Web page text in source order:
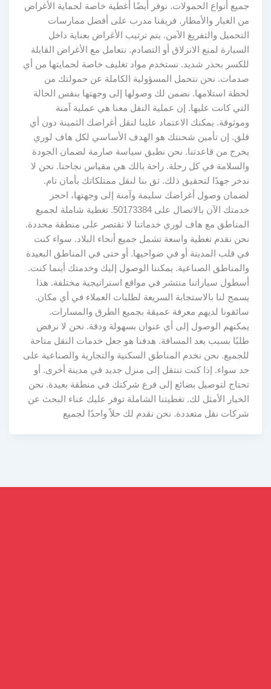
جميع أنواع الحمولات. نوفر أيضًا أغطية خاصة لحماية الأغراض
من الغبار والأمطار. فريقنا مدرب على أفضل ممارسات
التحميل والتفريغ الآمن. يتم ترتيب الأغراض بعناية داخل
السيارة لمنع الانزلاق أو التصادم. نتعامل مع الأغراض القابلة
للكسر بحذر شديد. نستخدم مواد تغليف خاصة لحمايتها من أي
صدمات. نحن نتحمل المسؤولية الكاملة عن حمولتك من
لحظة استلامها. نضمن لك وصولها إلى وجهتها بنفس الحالة
التي كانت عليها. إن عملية النقل معنا هي عملية آمنة
وموثوقة. يمكنك الاعتماد علينا لنقل أغراضك الثمينة دون أي
قلق. إن تأمين شحنتك هو الهدف الأساسي لكل هاف لوري
يخرج من قاعدتنا. نحن نطبق سياسة صارمة لضمان الجودة
والسلامة في كل رحلة. راحة بالك هي مقياس نجاحنا. نحن لا
ندخر جهدًا لتحقيق ذلك. ثق بنا لنقل ممتلكاتك بأمان تام.
لضمان وصول أغراضك سليمة وآمنة إلى وجهتها، احجز
خدمتك الآن بالاتصال على 50173384. تغطية شاملة لجميع
المناطق مع هاف لوري خدماتنا لا تقتصر على منطقة محددة.
نحن نقدم تغطية واسعة تشمل جميع أنحاء البلاد. سواء كنت
في قلب المدينة أو في ضواحيها. أو حتى في المناطق البعيدة
والمناطق الصناعية. يمكننا الوصول إليك وخدمتك أينما كنت.
أسطول سياراتنا منتشر في مواقع استراتيجية مختلفة. هذا
يسمح لنا بالاستجابة السريعة لطلبات العملاء في أي مكان.
سائقونا لديهم معرفة عميقة بجميع الطرق والمسارات.
يمكنهم الوصول إلى أي عنوان بسهولة ودقة. نحن لا نرفض
طلبًا بسبب بعد المسافة. هدفنا هو جعل خدمات النقل متاحة
للجميع. نحن نخدم المناطق السكنية والتجارية والصناعية على
حد سواء. إذا كنت تنتقل إلى منزل جديد في مدينة أخرى. أو
تحتاج لتوصيل بضائع إلى فرع شركتك في منطقة بعيدة. نحن
الخيار الأمثل لك. تغطيتنا الشاملة توفر عليك عناء البحث عن
شركات نقل متعددة. نحن نقدم لك حلاً واحدًا لجميع